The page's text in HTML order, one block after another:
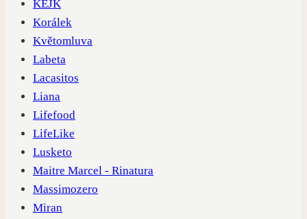
KEJK
Korálek
Květomluva
Labeta
Lacasitos
Liana
Lifefood
LifeLike
Lusketo
Maitre Marcel - Rinatura
Massimozero
Miran